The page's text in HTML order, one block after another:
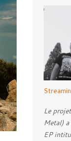
Le
Metal)
EP